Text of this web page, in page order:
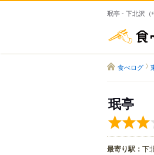
珉亭 - 下北沢（
食べログ
珉亭
最寄り駅： 下